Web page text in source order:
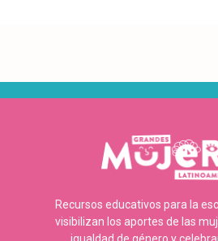
Recursos educativos para la
visibilizan los aportes de las
igualdad de género y